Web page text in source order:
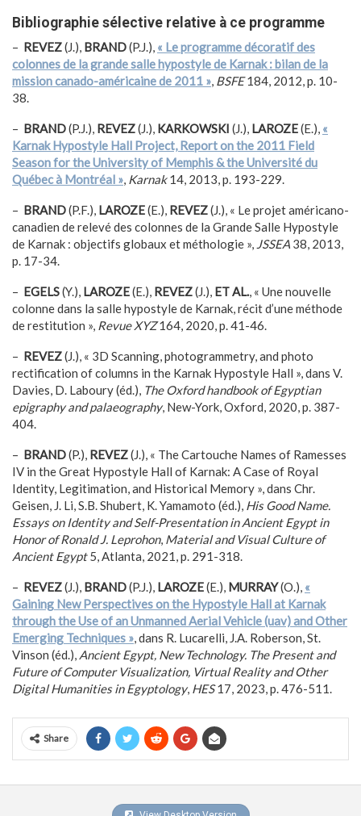
Bibliographie sélective relative à ce programme
– REVEZ(J.), BRAND(P.J.), « Le programme décoratif des
colonnes de la grande salle hypostyle de Karnak : bilan de la
mission canado-américaine de 2011 », BSFE184, 2012, p. 10-
38.
– BRAND(P.J.), REVEZ(J.), KARKOWSKI (J.), LAROZE(E.), «
Karnak Hypostyle Hall Project, Report on the 2011 Field
Season for the University of Memphis & the Université du
Québec à Montréal », Karnak14, 2013, p. 193-229.
– BRAND(P.F.), LAROZE(E.), REVEZ(J.), « Le projet américano-
canadien de relevé des colonnes de la Grande Salle Hypostyle
de Karnak : objectifs globaux et méthologie », JSSEA 38, 2013,
p. 17-34.
– EGELS(Y.), LAROZE(E.), REVEZ(J.), ET AL., « Une nouvelle
colonne dans la salle hypostyle de Karnak, récit d’une méthode
de restitution », Revue XYZ164, 2020, p. 41-46.
– REVEZ(J.), « 3D Scanning, photogrammetry, and photo
rectification of columns in the Karnak Hypostyle Hall », dans V.
Davies, D. Laboury (éd.), The Oxford handbook of Egyptian
epigraphy and palaeography, New-York, Oxford, 2020, p. 387-
404.
– BRAND(P.), REVEZ(J.), « The Cartouche Names of Ramesses
IV in the Great Hypostyle Hall of Karnak: A Case of Royal
Identity, Legitimation, and Historical Memory », dans Chr.
Geisen, J. Li, S.B. Shubert, K. Yamamoto (éd.), His Good Name.
Essays on Identity and Self-Presentation in Ancient Egypt in
Honor of Ronald J. Leprohon, Material and Visual Culture of
Ancient Egypt5, Atlanta, 2021, p. 291-318.
– REVEZ(J.), BRAND(P.J.), LAROZE(E.), MURRAY(O.), «
Gaining New Perspectives on the Hypostyle Hall at Karnak
through the Use of an Unmanned Aerial Vehicle (uav) and Other
Emerging Techniques », dans R. Lucarelli, J.A. Roberson, St.
Vinson (éd.), Ancient Egypt, New Technology. The Present and
Future of Computer Visualization, Virtual Reality and Other
Digital Humanities in Egyptology, HES17, 2023, p. 476-511.
Share